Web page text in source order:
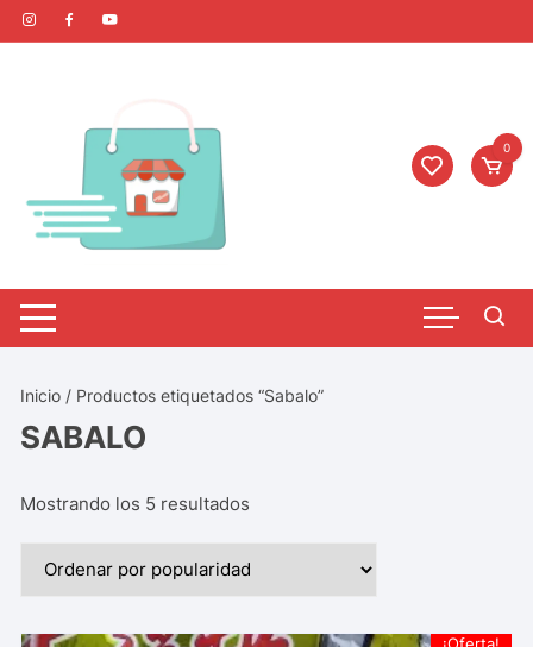
0
Inicio / Productos etiquetados “Sabalo”
SABALO
Mostrando los 5 resultados